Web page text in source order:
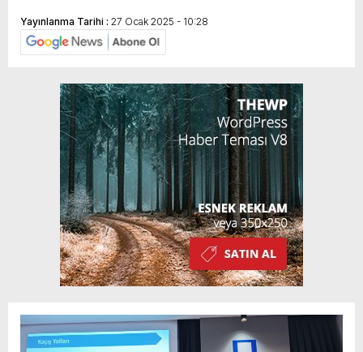
Yayınlanma Tarihi : 27 Ocak 2025 - 10:28